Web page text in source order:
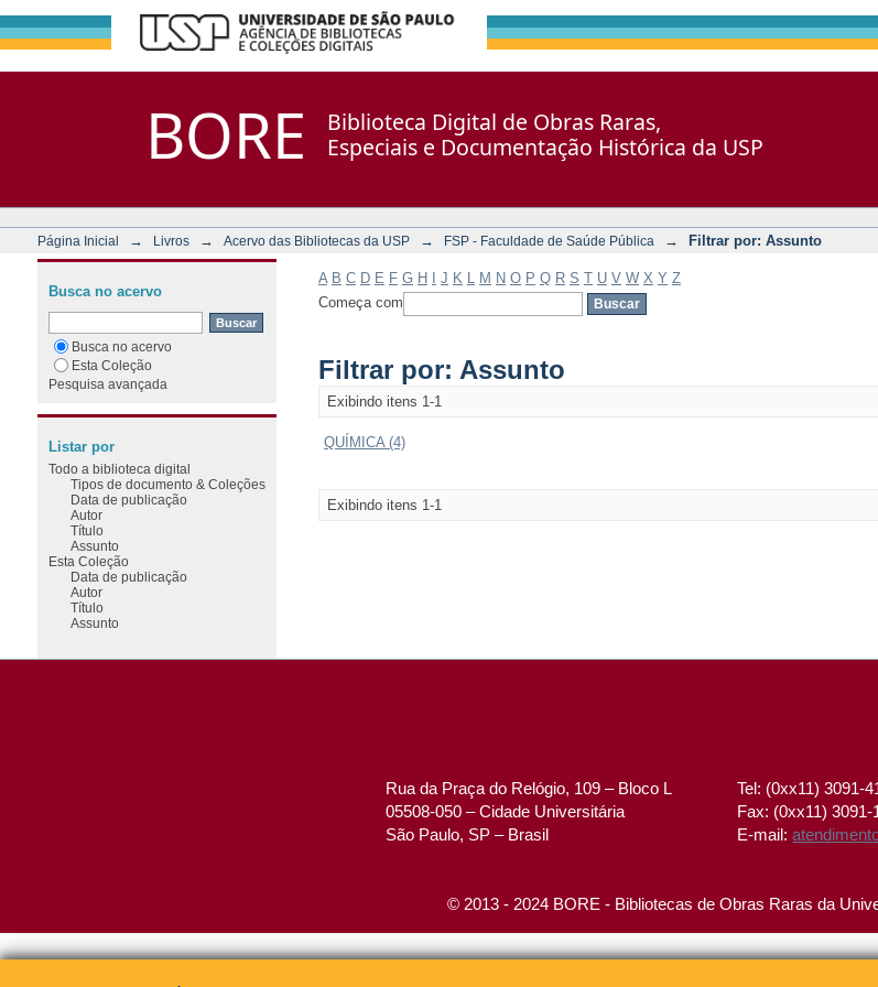
BORE
Biblioteca Digital de Obras Raras,
Especiais e Documentação Histórica da USP
Página Inicial → Livros → Acervo das Bibliotecas da USP → FSP - Faculdade de Saúde Pública → Filtrar por: Assunto
A B C D E F G H J K M N O P Q R S T U V W X Y Z
Começa com
Filtrar por: Assunto
Exibindo itens 1-1
QUÍMICA (4)
Exibindo itens 1-1
Busca no acervo
Busca no acervo
Esta Coleção
Pesquisa avançada
Listar por
Todo a biblioteca digital
Tipos de documento & Coleções
Data de publicação
Autor
Título
Assunto
Esta Coleção
Data de publicação
Autor
Título
Assunto
Rua da Praça do Relógio, 109 – Bloco L
05508-050 – Cidade Universitária
São Paulo, SP – Brasil
Tel: (0xx11) 3091-
Fax: (0xx11) 3091-
E-mail:
© 2013 - 2024 BORE - Bibliotecas de Obras Raras da